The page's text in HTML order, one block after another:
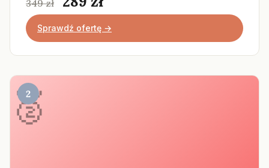
349 zł
Sprawdź ofertę →
2